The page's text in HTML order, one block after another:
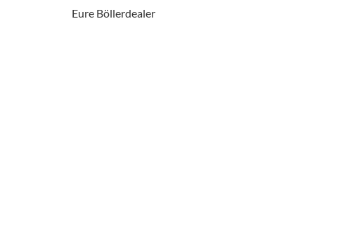
Eure Böllerdealer